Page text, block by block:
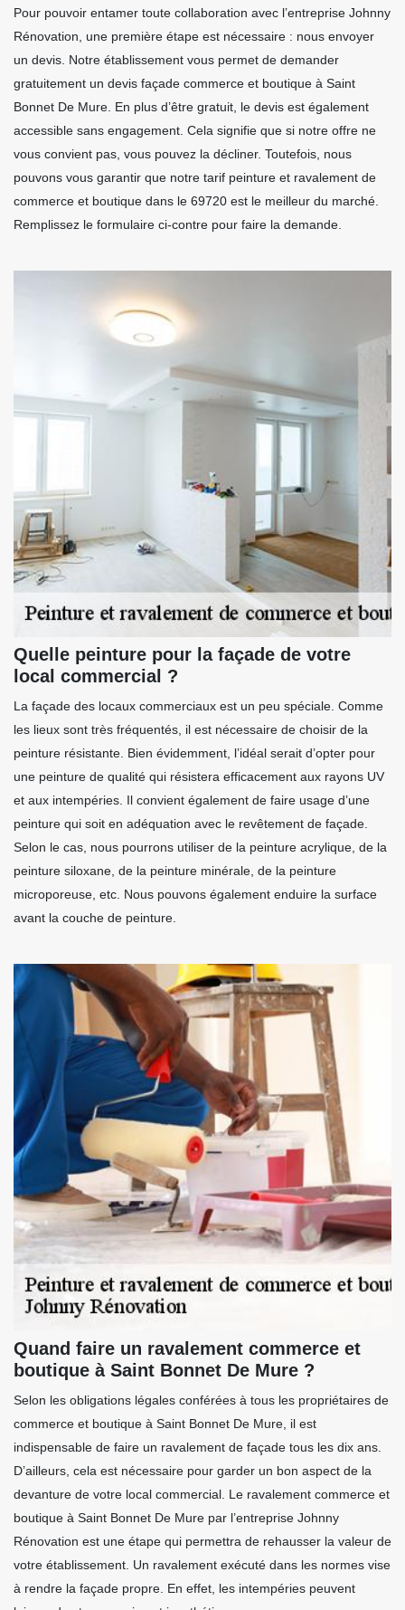
Pour pouvoir entamer toute collaboration avec l’entreprise Johnny
Rénovation, une première étape est nécessaire : nous envoyer
un devis. Notre établissement vous permet de demander
gratuitement un devis façade commerce et boutique à Saint
Bonnet De Mure. En plus d’être gratuit, le devis est également
accessible sans engagement. Cela signifie que si notre offre ne
vous convient pas, vous pouvez la décliner. Toutefois, nous
pouvons vous garantir que notre tarif peinture et ravalement de
commerce et boutique dans le 69720 est le meilleur du marché.
Remplissez le formulaire ci-contre pour faire la demande.
Quelle peinture pour la façade de votre
local commercial ?
La façade des locaux commerciaux est un peu spéciale. Comme
les lieux sont très fréquentés, il est nécessaire de choisir de la
peinture résistante. Bien évidemment, l’idéal serait d’opter pour
une peinture de qualité qui résistera efficacement aux rayons UV
et aux intempéries. Il convient également de faire usage d’une
peinture qui soit en adéquation avec le revêtement de façade.
Selon le cas, nous pourrons utiliser de la peinture acrylique, de la
peinture siloxane, de la peinture minérale, de la peinture
microporeuse, etc. Nous pouvons également enduire la surface
avant la couche de peinture.
Quand faire un ravalement commerce et
boutique à Saint Bonnet De Mure ?
Selon les obligations légales conférées à tous les propriétaires de
commerce et boutique à Saint Bonnet De Mure, il est
indispensable de faire un ravalement de façade tous les dix ans.
D’ailleurs, cela est nécessaire pour garder un bon aspect de la
devanture de votre local commercial. Le ravalement commerce et
boutique à Saint Bonnet De Mure par l’entreprise Johnny
Rénovation est une étape qui permettra de rehausser la valeur de
votre établissement. Un ravalement exécuté dans les normes vise
à rendre la façade propre. En effet, les intempéries peuvent